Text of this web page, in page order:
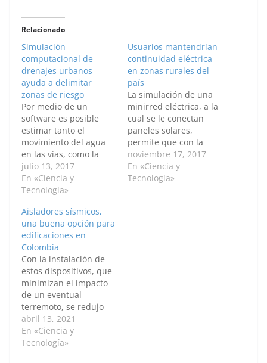
Relacionado
Simulación
computacional de
drenajes urbanos
ayuda a delimitar
zonas de riesgo
Por medio de un
software es posible
estimar tanto el
movimiento del agua
en las vías, como la
manera en que las
aguas lluvias ingresan
a las tuberías. El
planificar el territorio y
delimitar zonas de
riesgo. Para diseñar el
modelo se
representaron las rejas
de…
julio 13, 2017
En «Ciencia y
Tecnología»
Usuarios mantendrían
continuidad eléctrica
en zonas rurales del
país
La simulación de una
minirred eléctrica, a la
cual se le conectan
paneles solares,
permite que con la
participación de los
usuarios se logre un
suministro continuo de
noviembre 17, 2017
En «Ciencia y
Tecnología»
Aisladores sísmicos,
una buena opción para
edificaciones en
Colombia
Con la instalación de
estos dispositivos, que
minimizan el impacto
de un eventual
terremoto, se redujo
en 2,5 la sensación de
una persona frente al
temblor en relación
abril 13, 2021
En «Ciencia y
Tecnología»